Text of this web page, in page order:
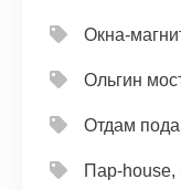
Окна-
Ольгин
Отдам
Пар-house,